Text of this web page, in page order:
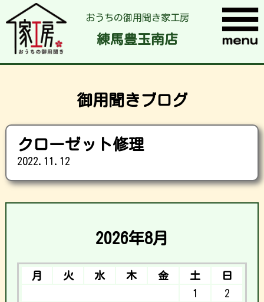
おうちの御用聞き家工房
練馬豊玉南店
御用聞きブログ
クローゼット修理
2022.11.12
2026年8月
月 火 水 木 金 土
日
1
2